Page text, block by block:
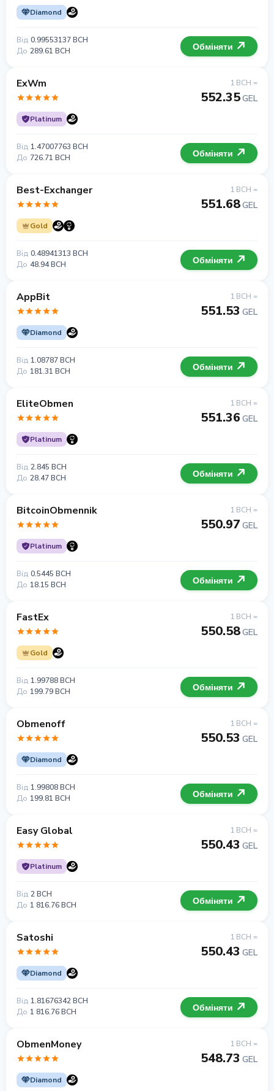
Diamond
Від 0.99553137 BCH
До 289.61 BCH Обміняти
ExWm
Platinum
1 BCH =
552.35GEL
Від 1.47007763 BCH
До 726.71 BCH Обміняти
Best-Exchanger
Gold
1 BCH =
551.68GEL
Від 0.48941313 BCH
До 48.94 BCH Обміняти
AppBit
Diamond
1 BCH =
551.53 GEL
Від 1.08787 BCH
До 181.31 BCH Обміняти
EliteObmen
Platinum
1 BCH =
551.36 GEL
Від 2.845 BCH
До 28.47 BCH Обміняти
BitcoinObmennik
Platinum
1 BCH =
550.97 GEL
Від 0.5445 BCH
До 18.15 BCH Обміняти
FastEx
Gold
1 BCH =
550.58GEL
Від 1.99788 BCH
До 199.79 BCH Обміняти
Obmenoff
Diamond
1 BCH =
550.53 GEL
Від 1.99808 BCH
До 199.81 BCH Обміняти
Easy Global
Platinum
1 BCH =
550.43 GEL
Від 2 BCH
До 1 816.76 BCH Обміняти
Satoshi
Diamond
1 BCH =
550.43 GEL
Від 1.81676342 BCH
До 1 816.76 BCH Обміняти
ObmenMoney
Diamond
1 BCH =
548.73 GEL